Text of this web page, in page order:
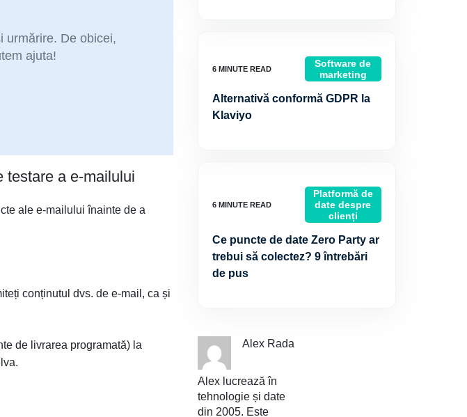
urmărire. De obicei,
ajuta!
testare a e-mailului
ale e-mailului înainte de a
conținutul dvs. de e-mail, ca și
de livrarea programată) la
Software de
marketing
Alternativă conformă GDPR la
Klaviyo
Platformă de
date despre
clienți
Ce puncte de date Zero Party ar
trebui să colectez? 9 întrebări
de pus
Alex Rada
Alex lucrează în
tehnologie și date
din 2005. Este